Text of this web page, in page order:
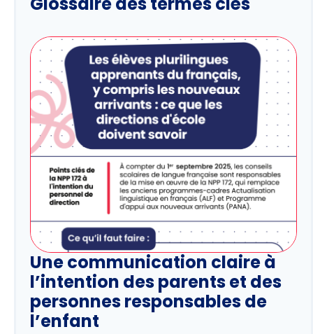
Une communication claire à
l’intention des parents et des
personnes responsables de
l’enfant